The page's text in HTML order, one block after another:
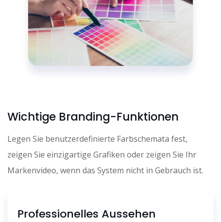
Wichtige Branding-Funktionen
Legen Sie benutzerdefinierte Farbschemata fest,
zeigen Sie einzigartige Grafiken oder zeigen Sie Ihr
Markenvideo, wenn das System nicht in Gebrauch ist.
Professionelles Aussehen